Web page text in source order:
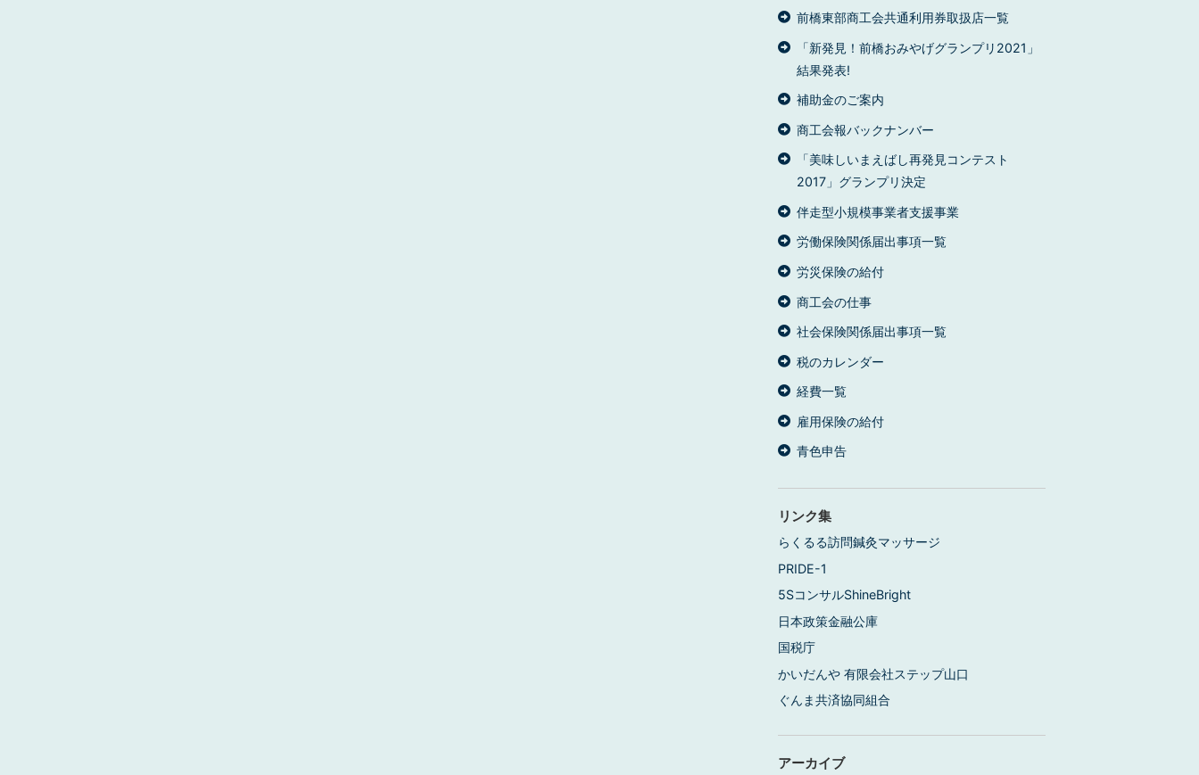
前橋東部商工会共通利用券取扱店一覧
「新発見！前橋おみやげグランプリ2021」
結果発表!
補助金のご案内
商工会報バックナンバー
「美味しいまえばし再発見コンテスト
2017」グランプリ決定
伴走型小規模事業者支援事業
労働保険関係届出事項一覧
労災保険の給付
商工会の仕事
社会保険関係届出事項一覧
税のカレンダー
経費一覧
雇用保険の給付
青色申告
リンク集
らくるる訪問鍼灸マッサージ
PRIDE-1
5SコンサルShineBright
日本政策金融公庫
国税庁
かいだんや 有限会社ステップ山口
ぐんま共済協同組合
アーカイブ